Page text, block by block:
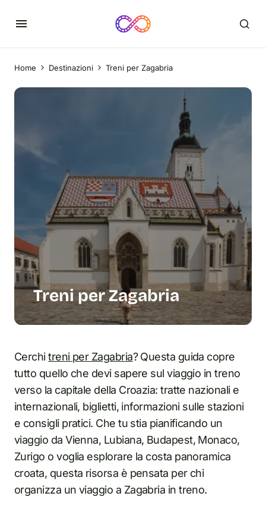
Home Destinazioni Treni per Zagabria
Treni per Zagabria
Cerchitreni per Zagabria? Questa guida copre
tutto quello che devi sapere sul viaggio in treno
verso la capitale della Croazia: tratte nazionali e
internazionali, biglietti, informazioni sulle stazioni
e consigli pratici. Che tu stia pianificando un
viaggio da Vienna, Lubiana, Budapest, Monaco,
Zurigo o voglia esplorare la costa panoramica
croata, questa risorsa è pensata per chi
organizza un viaggio a Zagabria in treno.